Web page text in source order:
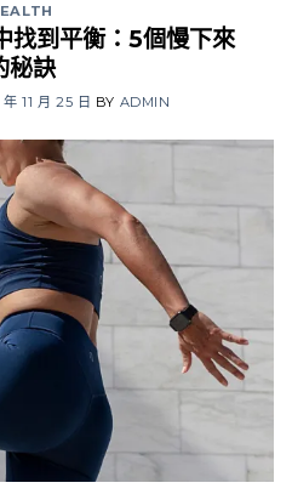
找到平衡：5個慢下來
秘訣
11 月 25 日 BY ADMIN